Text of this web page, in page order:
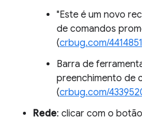
"Este é um novo
de comandos
(crbug.com/
Barra de
preenchimento de
(crbug.com/
Rede: clicar com o